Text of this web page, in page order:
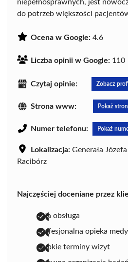
niepełnosprawnych, jest
do potrzeb większości
Ocena w Google: 4.6
Liczba opinii w Google: 110
Czytaj opinie: Zobacz
Strona www: Pokaż
Numer telefonu: Pokaż
Lokalizacja: Generała
Racibórz
Najczęściej doceniane przez
miła obsługa
profesjonalna opieka
szybkie terminy wizyt